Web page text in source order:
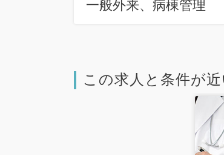
一般外来、病棟管理
この求人と条件が近